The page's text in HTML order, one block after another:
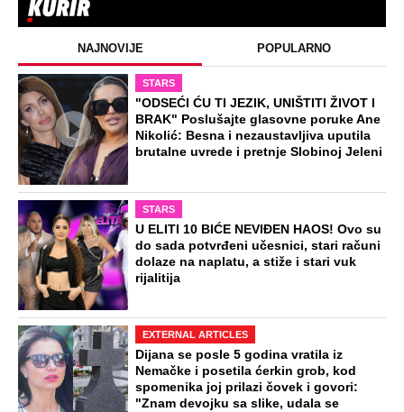
NAJNOVIJE POPULARNO
STARS
"ODSEĆI ĆU TI JEZIK, UNIŠTITI ŽIVOT I
BRAK" Poslušajte glasovne poruke Ane
Nikolić: Besna i nezaustavljiva uputila
brutalne uvrede i pretnje Slobinoj Jeleni
STARS
U ELITI 10 BIĆE NEVIĐEN HAOS! Ovo su
do sada potvrđeni učesnici, stari računi
dolaze na naplatu, a stiže i stari vuk
rijalitija
EXTERNAL ARTICLES
Dijana se posle 5 godina vratila iz
Nemačke i posetila ćerkin grob, kod
spomenika joj prilazi čovek i govori:
"Znam devojku sa slike, udala se